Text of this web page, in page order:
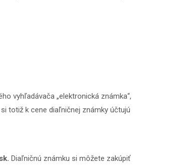
vyhľadávača „elektronická známka“,
totiž k cene diaľničnej známky účtujú
Diaľničnú známku si môžete zakúpiť